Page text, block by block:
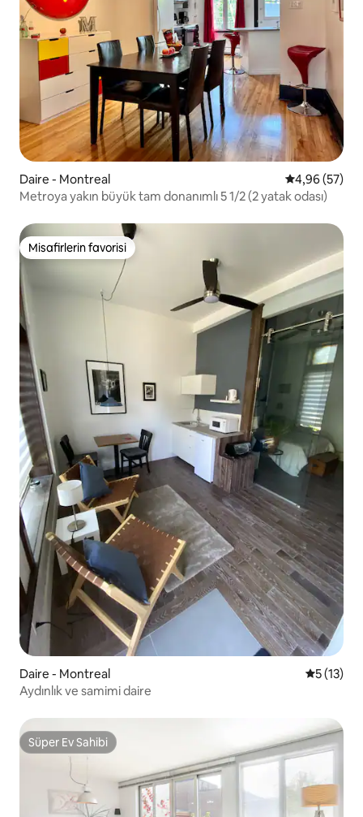
Daire - Montreal 5 üzerinden
4,96 (57)
Metroya yakın büyük tam donanımlı 5 1/2 (2 yatak odası)
Misafirlerin favorisi
Misafirlerin favorisi
Daire - Montreal 55 (13)
Aydınlık ve samimi daire
Süper Ev Sahibi
Süper Ev Sahibi